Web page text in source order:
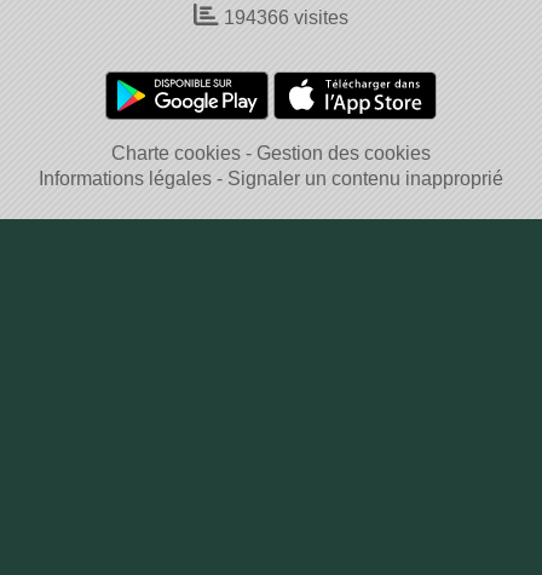
194366 visites
Charte cookies
Gestion des cookies
Informations légales
Signaler un contenu inapproprié